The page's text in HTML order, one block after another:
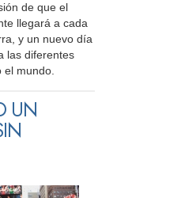
de que el
llegará a cada
y un nuevo día
las diferentes
el mundo.
UN